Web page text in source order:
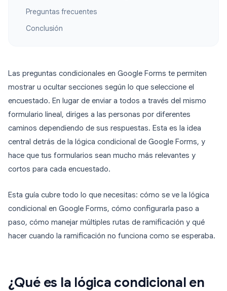
Preguntas frecuentes
Conclusión
Las preguntas condicionales en Google Forms te permiten
mostrar u ocultar secciones según lo que seleccione el
encuestado. En lugar de enviar a todos a través del mismo
formulario lineal, diriges a las personas por diferentes
caminos dependiendo de sus respuestas. Esta es la idea
central detrás de la lógica condicional de Google Forms, y
hace que tus formularios sean mucho más relevantes y
cortos para cada encuestado.
Esta guía cubre todo lo que necesitas: cómo se ve la lógica
condicional en Google Forms, cómo configurarla paso a
paso, cómo manejar múltiples rutas de ramificación y qué
hacer cuando la ramificación no funciona como se esperaba.
¿Qué es la lógica condicional en